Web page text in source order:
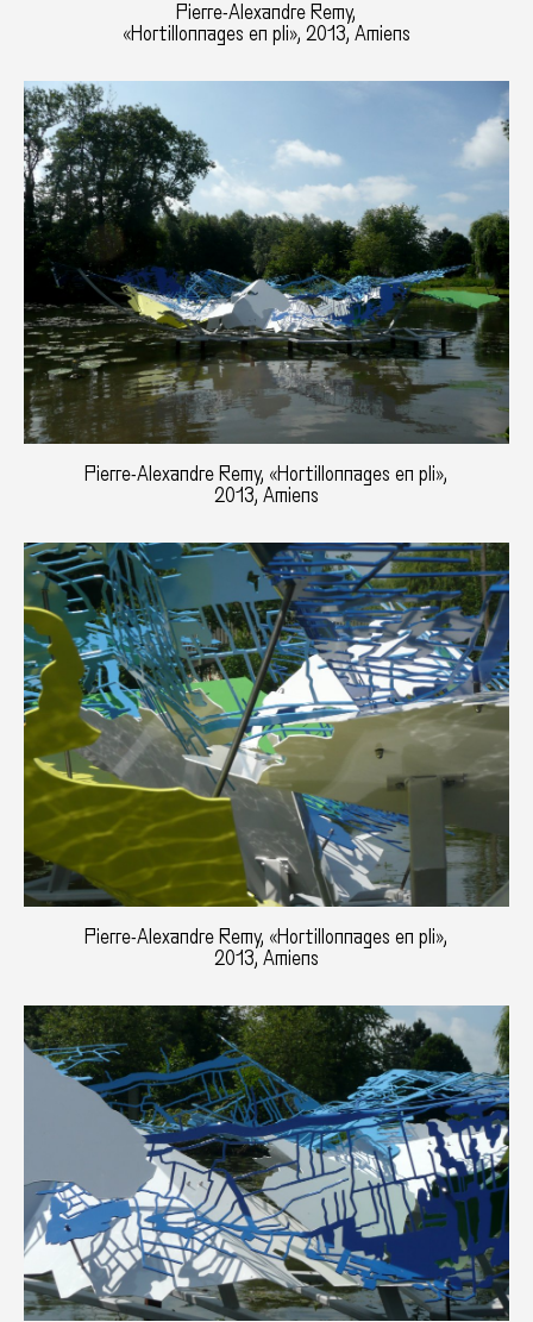
Pierre-Alexandre Remy,
«Hortillonnages en pli», 2013, Amiens
Pierre-Alexandre Remy, «Hortillonnages en pli»,
2013, Amiens
Pierre-Alexandre Remy, «Hortillonnages en pli»,
2013, Amiens